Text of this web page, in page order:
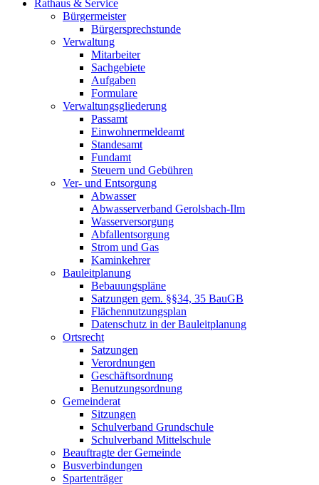
Rathaus & Service
Bürgermeister
Bürgersprechstunde
Verwaltung
Mitarbeiter
Sachgebiete
Aufgaben
Formulare
Verwaltungsgliederung
Passamt
Einwohnermeldeamt
Standesamt
Fundamt
Steuern und Gebühren
Ver- und Entsorgung
Abwasser
Abwasserverband Gerolsbach-Ilm
Wasserversorgung
Abfallentsorgung
Strom und Gas
Kaminkehrer
Bauleitplanung
Bebauungspläne
Satzungen gem. §§34, 35 BauGB
Flächennutzungsplan
Datenschutz in der Bauleitplanung
Ortsrecht
Satzungen
Verordnungen
Geschäftsordnung
Benutzungsordnung
Gemeinderat
Sitzungen
Schulverband Grundschule
Schulverband Mittelschule
Beauftragte der Gemeinde
Busverbindungen
Spartenträger